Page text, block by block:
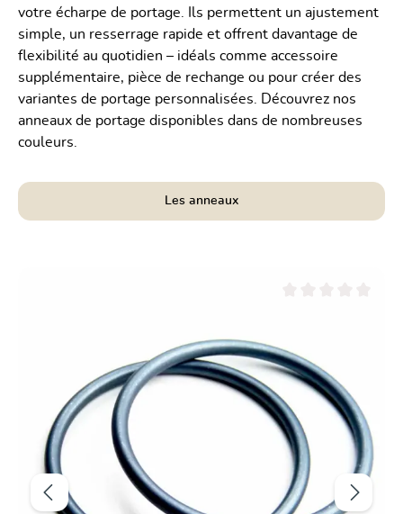
votre écharpe de portage. Ils permettent un ajustement
simple, un resserrage rapide et offrent davantage de
flexibilité au quotidien – idéals comme accessoire
supplémentaire, pièce de rechange ou pour créer des
variantes de portage personnalisées. Découvrez nos
anneaux de portage disponibles dans de nombreuses
couleurs.
Les anneaux